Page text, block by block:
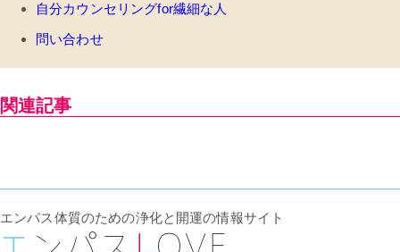
自分カウンセリングfor繊細な人
問い合わせ
関連記事
エンパス体質のための浄化と開運の情報サイト